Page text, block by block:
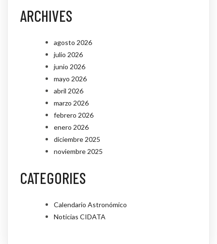
ARCHIVES
agosto 2026
julio 2026
junio 2026
mayo 2026
abril 2026
marzo 2026
febrero 2026
enero 2026
diciembre 2025
noviembre 2025
CATEGORIES
Calendario Astronómico
Noticias CIDATA